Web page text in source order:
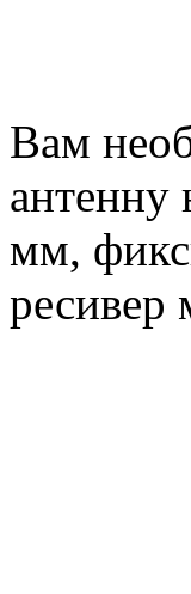
Вам
антенну
мм,
ресивер